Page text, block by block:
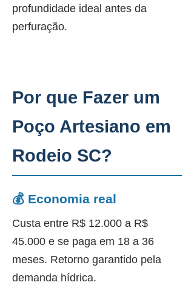
profundidade ideal antes da
perfuração.
Por que Fazer um
Poço Artesiano em
Rodeio SC?
💰 Economia real
Custa entre R$ 12.000 a R$
45.000 e se paga em 18 a 36
meses. Retorno garantido pela
demanda hídrica.